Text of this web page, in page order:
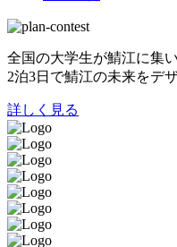
全国の大学生が鯖江に集い
2泊3日で鯖江の未来をデ
詳しく見る